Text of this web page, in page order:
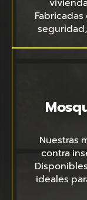
Nuestras
contra
ideales